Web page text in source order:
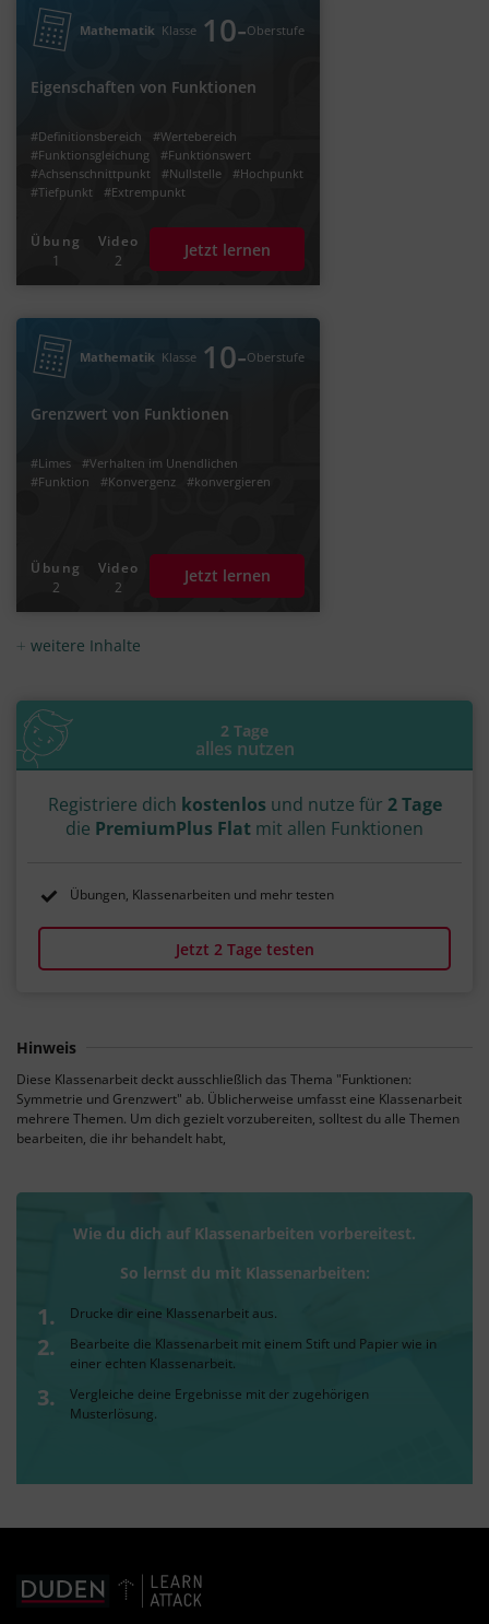
Mathematik Klasse 10‐Oberstufe
Eigenschaften von Funktionen
#Definitionsbereich
#Wertebereich
#Funktionsgleichung
#Funktionswert
#Achsenschnittpunkt
#Nullstelle
#Hochpunkt
#Tiefpunkt
#Extrempunkt
#zeichnen #Zuordnung
Übung
1
Video
2
Jetzt lernen
Mathematik Klasse 10‐Oberstufe
Grenzwert von Funktionen
#Limes
#Verhalten im Unendlichen
#Funktion
#Konvergenz #konvergieren
Übung
2
Video
2
Jetzt lernen
weitere Inhalte
2 Tage
alles nutzen
Registriere dich kostenlos und nutze für 2 Tage
die PremiumPlus Flat mit allen Funktionen
Übungen, Klassenarbeiten und mehr testen
Jetzt 2 Tage testen
Hinweis
Diese Klassenarbeit deckt ausschließlich das Thema "Funktionen:
Symmetrie und Grenzwert" ab. Üblicherweise umfasst eine Klassenarbeit
mehrere Themen. Um dich gezielt vorzubereiten, solltest du alle Themen
bearbeiten, die ihr behandelt habt,
Wie du dich auf Klassenarbeiten vorbereitest.
So lernst du mit Klassenarbeiten:
Drucke dir eine Klassenarbeit aus.
Bearbeite die Klassenarbeit mit einem Stift und Papier wie in
einer echten Klassenarbeit.
Vergleiche deine Ergebnisse mit der zugehörigen
Musterlösung.